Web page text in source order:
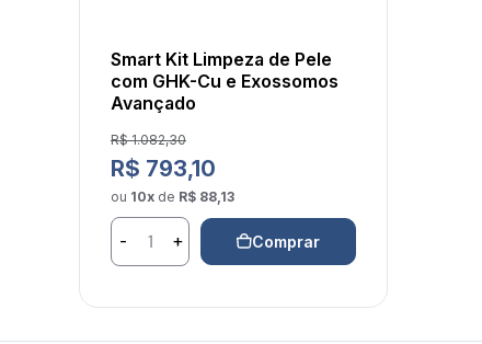
Smart Kit Limpeza de Pele
com GHK-Cu e Exossomos
Avançado
Preço de venda
R$ 1.082,30
Preço normal
R$ 793,10
ou 10x de R$ 88,13
- + Comprar